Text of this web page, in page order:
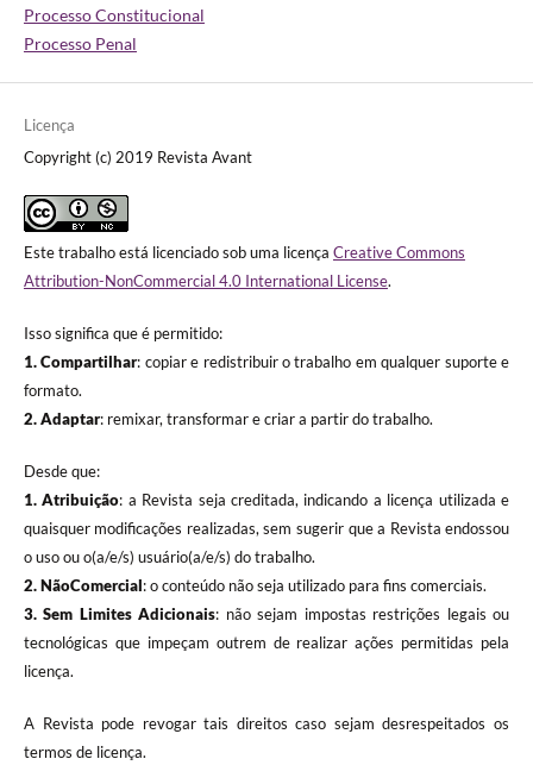
Processo Constitucional
Processo Penal
Licença
Copyright (c) 2019 Revista Avant
Este trabalho está licenciado sob uma licença Creative Commons
Attribution-NonCommercial 4.0 International License.
Isso significa que é permitido:
1. Compartilhar: copiar e redistribuir o trabalho em qualquer suporte e
formato.
2. Adaptar: remixar, transformar e criar a partir do trabalho.
Desde que:
1. Atribuição: a Revista seja creditada, indicando a licença utilizada e
quaisquer modificações realizadas, sem sugerir que a Revista endossou
o uso ou o(a/e/s) usuário(a/e/s) do trabalho.
2. NãoComercial: o conteúdo não seja utilizado para fins comerciais.
3.Sem Limites Adicionais: não sejam impostas restrições legais ou
tecnológicas que impeçam outrem de realizar ações permitidas pela
licença.
A Revista pode revogar tais direitos caso sejam desrespeitados os
termos de licença.